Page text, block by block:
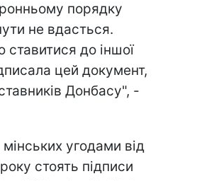
порядку
не вдасться.
ставитися до іншої
цей документ,
Донбасу", -
угодами від
стоять підписи